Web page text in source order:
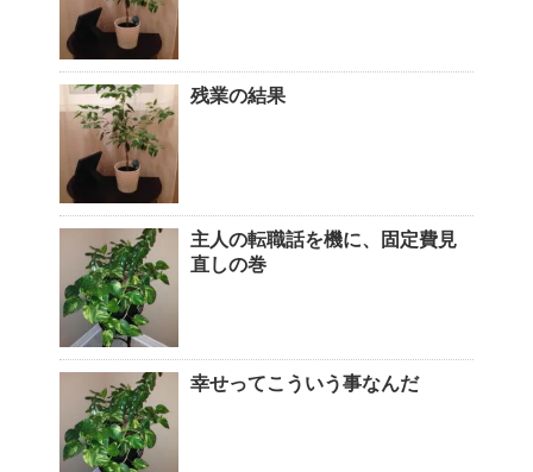
残業の結果
主人の転職話を機に、固定費見
直しの巻
幸せってこういう事なんだ